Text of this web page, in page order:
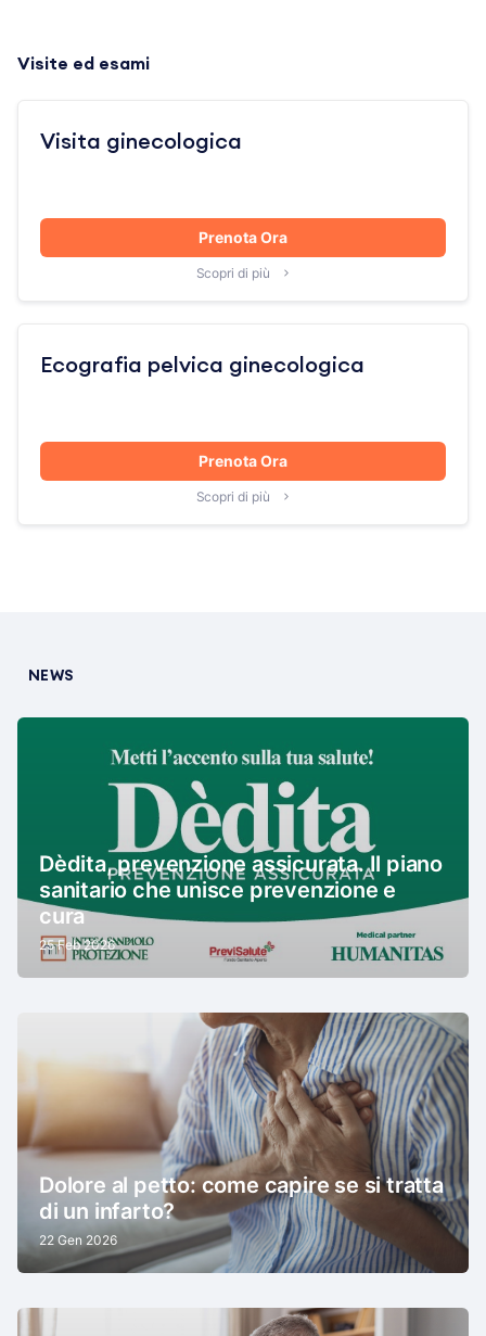
Visite ed esami
Visita ginecologica
Prenota Ora
Scopri di più
Ecografia pelvica ginecologica
Prenota Ora
Scopri di più
NEWS
Dèdita, prevenzione assicurata. Il piano
sanitario che unisce prevenzione e
cura
25 Feb 2026
Dolore al petto: come capire se si tratta
di un infarto?
22 Gen 2026